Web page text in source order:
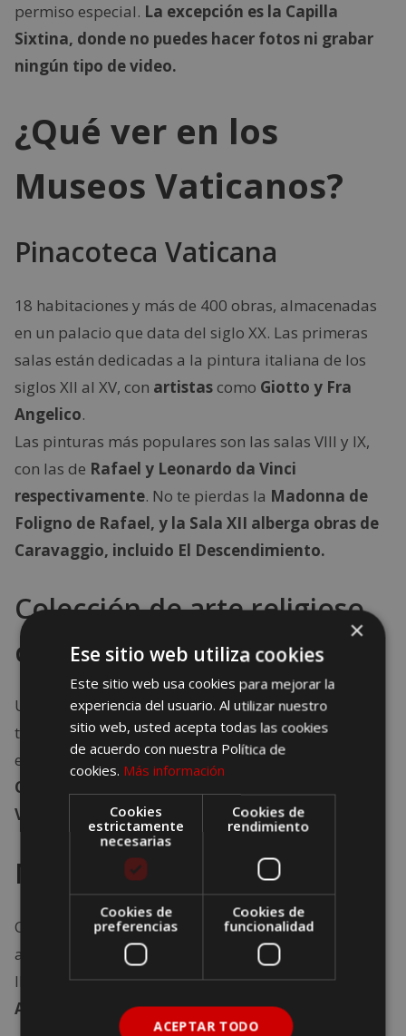
permiso especial. La excepción es la Capilla
Sixtina, donde no puedes hacer fotos ni grabar
ningún tipo de video.
¿Qué ver en los
Museos Vaticanos?
Pinacoteca Vaticana
18 habitaciones y más de 400 obras, almacenadas
en un palacio que data del siglo XX. Las primeras
salas están dedicadas a la pintura italiana de los
siglos XII al XV, con artistascomo Giotto y Fra
Angelico.
Las pinturas más populares son las salas VIII y IX,
con las de Rafael y Leonardo da Vinci
respectivamente. No te pierdas la Madonna de
Foligno de Rafael, y la Sala XII alberga obras de
Caravaggio, incluido El Descendimiento.
Colección de arte religioso
contemporáneo
Una alternativa al dominante arte clásico con un
total de 800 obras en 55 salas que se inauguraron
en los años 70. Aquí descubrirás obras de
Chagall, Matisse , Paul Gauguin, Kandinsky y
Van Gogh
, entre otros.
Museo Pio-Clementino
Contiene 12 habitaciones esplendorosas dedicadas
a esculturas romanas y griegas. Entre las más
llamativas se encuentranApollo Belvedere,
Apoxyomenos y Afrodita Cnidia.
×
Ese sitio web utiliza cookies
Este sitio web usa cookies para mejorar la
experiencia del usuario. Al utilizar nuestro
sitio web, usted acepta todas las cookies
de acuerdo con nuestra Política de
cookies. Más información
Cookies
estrictamente
necesarias
Cookies de
rendimiento
Cookies de
preferencias
Cookies de
funcionalidad
ACEPTAR TODO